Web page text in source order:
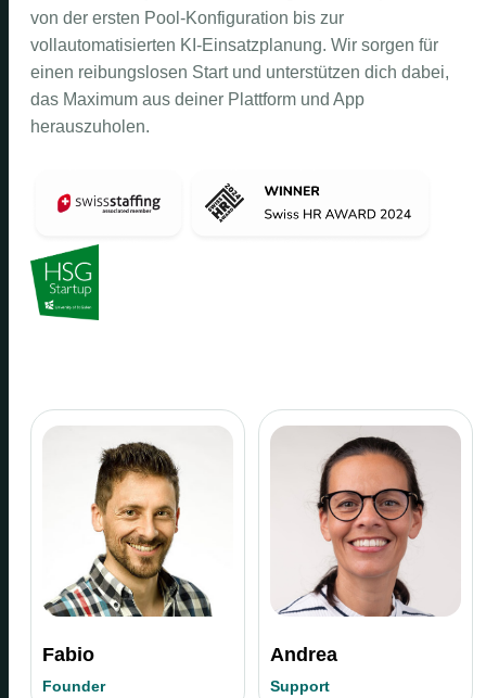
von der ersten Pool-Konfiguration bis zur
vollautomatisierten KI-Einsatzplanung. Wir sorgen für
einen reibungslosen Start und unterstützen dich dabei,
das Maximum aus deiner Plattform und App
herauszuholen.
Fabio
Founder
Andrea
Support